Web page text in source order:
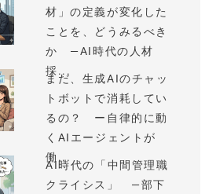
材」の定義が変化した
ことを、どうみるべき
か —AI時代の人材
採...
まだ、生成AIのチャッ
トボットで消耗してい
るの？ ー自律的に動
くAIエージェントが
働...
AI時代の「中間管理職
クライシス」 —部下